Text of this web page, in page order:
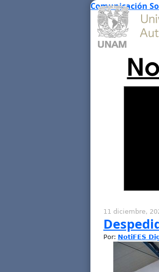
Comunicación
11 diciembre,
Por: NotiFES